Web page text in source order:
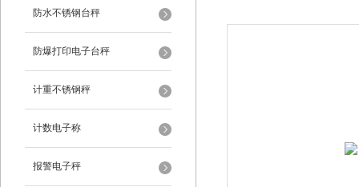
防水不锈钢台秤
防爆打印电子台秤
计重不锈钢秤
计数电子称
报警电子秤